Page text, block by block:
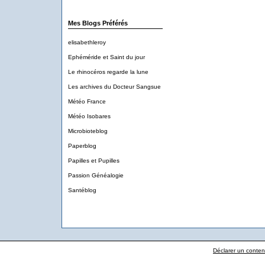
Mes Blogs Préférés
elisabethleroy
Ephéméride et Saint du jour
Le rhinocéros regarde la lune
Les archives du Docteur Sangsue
Météo France
Météo Isobares
Microbioteblog
Paperblog
Papilles et Pupilles
Passion Généalogie
Santéblog
Déclarer un